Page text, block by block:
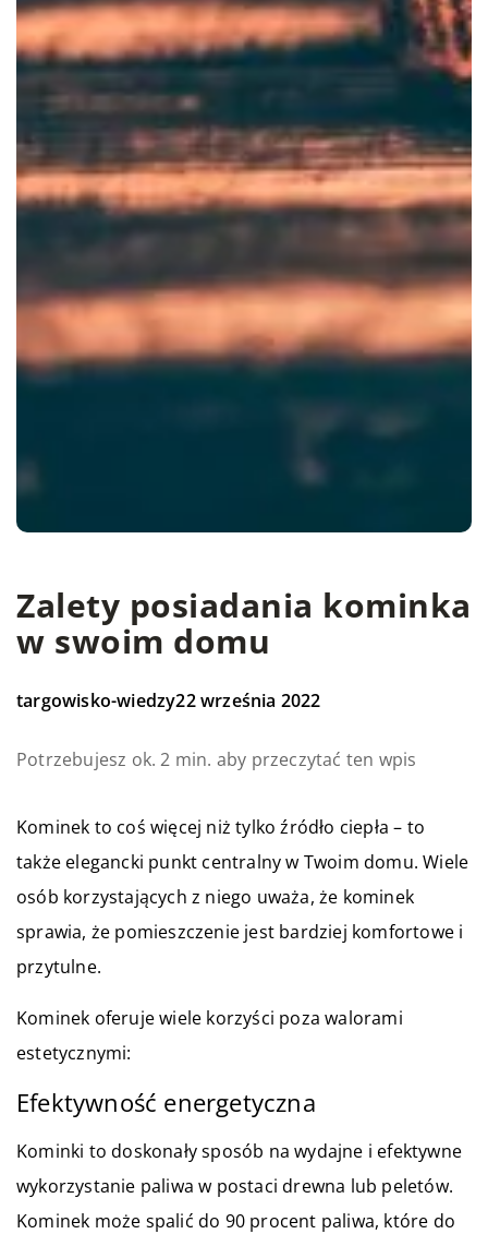
Zalety posiadania kominka
w swoim domu
targowisko-wiedzy22 września 2022
Potrzebujesz ok. 2 min. aby przeczytać ten wpis
Kominek to coś więcej niż tylko źródło ciepła – to
także elegancki punkt centralny w Twoim domu. Wiele
osób korzystających z niego uważa, że kominek
sprawia, że pomieszczenie jest bardziej komfortowe i
przytulne.
Kominek oferuje wiele korzyści poza walorami
estetycznymi:
Efektywność energetyczna
Kominki to doskonały sposób na wydajne i efektywne
wykorzystanie paliwa w postaci drewna lub peletów.
Kominek może spalić do 90 procent paliwa, które do